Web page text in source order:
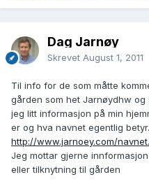
Dag Jarnøy
Skrevet August 1, 2011
Til info for de som måtte
gården som het Jarnøydhw
jeg litt informasjon på min
er og hva navnet egentlig betyr.
http://www.jarnoey.com/
Jeg mottar gjerne
eller tilknytning til gården